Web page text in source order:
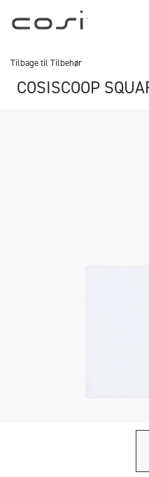
Tilbage til Tilbehør
COSISCOOP